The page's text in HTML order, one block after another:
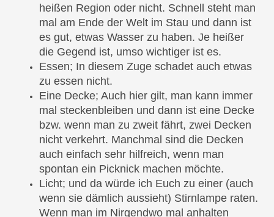
heißen Region oder nicht. Schnell steht man
mal am Ende der Welt im Stau und dann ist
es gut, etwas Wasser zu haben. Je heißer
die Gegend ist, umso wichtiger ist es.
Essen; In diesem Zuge schadet auch etwas
zu essen nicht.
Eine Decke; Auch hier gilt, man kann immer
mal steckenbleiben und dann ist eine Decke
bzw. wenn man zu zweit fährt, zwei Decken
nicht verkehrt. Manchmal sind die Decken
auch einfach sehr hilfreich, wenn man
spontan ein Picknick machen möchte.
Licht; und da würde ich Euch zu einer (auch
wenn sie dämlich aussieht) Stirnlampe raten.
Wenn man im Nirgendwo mal anhalten